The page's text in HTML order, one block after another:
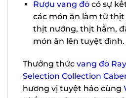
Món dùng kèm:
Rượu vang đỏcó sự
với các món ăn làm từ
các món ăn lên tuyệt
Thưởng thứcvang đỏ